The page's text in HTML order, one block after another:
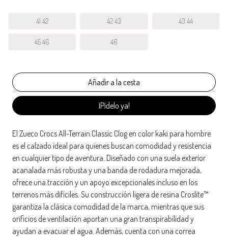
41 42 42 43 43 44
45 46 46
¡Pídelo ya!
El Zueco Crocs All-Terrain Classic Clog en color kaki para hombre
es el calzado ideal para quienes buscan comodidad y resistencia
en cualquier tipo de aventura. Diseñado con una suela exterior
acanalada más robusta y una banda de rodadura mejorada,
ofrece una tracción y un apoyo excepcionales incluso en los
terrenos más difíciles. Su construcción ligera de resina Croslite™
garantiza la clásica comodidad de la marca, mientras que sus
orificios de ventilación aportan una gran transpirabilidad y
ayudan a evacuar el agua. Además, cuenta con una correa